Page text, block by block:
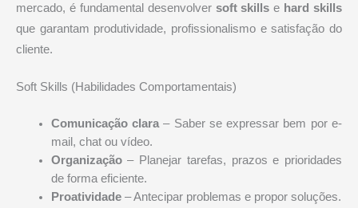
mercado, é fundamental desenvolver soft skills e hard skills
que garantam produtividade, profissionalismo e satisfação do
cliente.
Soft Skills (Habilidades Comportamentais)
Comunicação clara– Saber se expressar bem por e-
mail, chat ou vídeo.
Organização– Planejar tarefas, prazos e prioridades
de forma eficiente.
Proatividade– Antecipar problemas e propor soluções.